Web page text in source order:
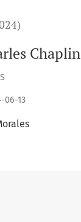
Chaplin
06-13